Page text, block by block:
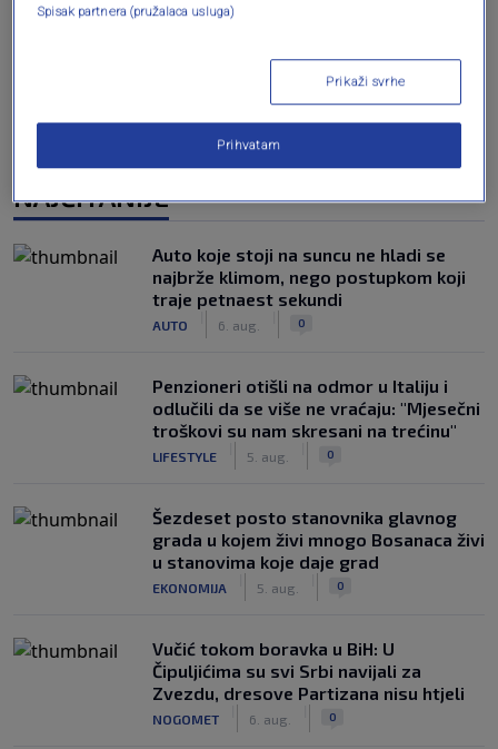
Oglas
NAJČITANIJE
Auto koje stoji na suncu ne hladi se
najbrže klimom, nego postupkom koji
traje petnaest sekundi
AUTO 6. aug. 0
Penzioneri otišli na odmor u Italiju i
odlučili da se više ne vraćaju: "Mjesečni
troškovi su nam skresani na trećinu"
LIFESTYLE 5. aug. 0
Šezdeset posto stanovnika glavnog
grada u kojem živi mnogo Bosanaca živi
u stanovima koje daje grad
EKONOMIJA 5. aug. 0
Vučić tokom boravka u BiH: U
Čipuljićima su svi Srbi navijali za
Zvezdu, dresove Partizana nisu htjeli
NOGOMET 6. aug. 0
Spisak partnera (pružalaca usluga)
Prikaži svrhe
Prihvatam